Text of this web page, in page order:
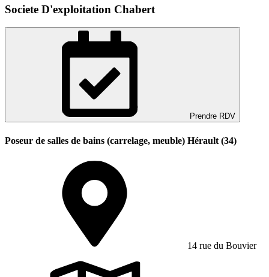
Societe D'exploitation Chabert
Prendre RDV
Poseur de salles de bains (carrelage, meuble) Hérault (34)
14 rue du Bouvier